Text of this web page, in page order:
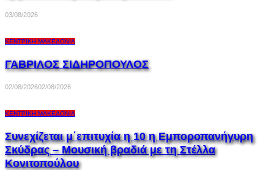
03/08/2026
ΚΕΝΤΡΙΚΉ ΜΑΚΕΔΟΝΊΑ
ΓΑΒΡΙΛΟΣ ΣΙΔΗΡΟΠΟΥΛΟΣ
02/08/202602/08/2026
ΚΕΝΤΡΙΚΉ ΜΑΚΕΔΟΝΊΑ
Συνεχίζεται μ΄επιτυχία η 10 η Εμποροπανήγυρη
Σκύδρας – Μουσική βραδιά με τη Στέλλα
Κονιτοπούλου